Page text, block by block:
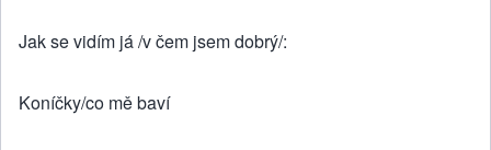
Jak se vidím já /v čem jsem dobrý/:
Koníčky/co mě baví